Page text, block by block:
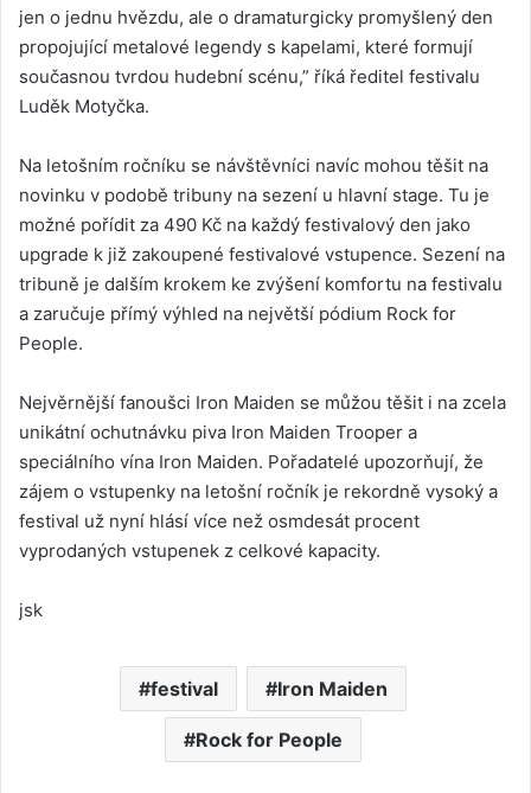
jen o jednu hvězdu, ale o dramaturgicky promyšlený den
propojující metalové legendy s kapelami, které formují
současnou tvrdou hudební scénu,” říká ředitel festivalu
Luděk Motyčka.
Na letošním ročníku se návštěvníci navíc mohou těšit na
novinku v podobě tribuny na sezení u hlavní stage. Tu je
možné pořídit za 490 Kč na každý festivalový den jako
upgrade k již zakoupené festivalové vstupence. Sezení na
tribuně je dalším krokem ke zvýšení komfortu na festivalu
a zaručuje přímý výhled na největší pódium Rock for
People.
Nejvěrnější fanoušci Iron Maiden se můžou těšit i na zcela
unikátní ochutnávku piva Iron Maiden Trooper a
speciálního vína Iron Maiden. Pořadatelé upozorňují, že
zájem o vstupenky na letošní ročník je rekordně vysoký a
festival už nyní hlásí více než osmdesát procent
vyprodaných vstupenek z celkové kapacity.
jsk
festival Iron Maiden
Rock for People